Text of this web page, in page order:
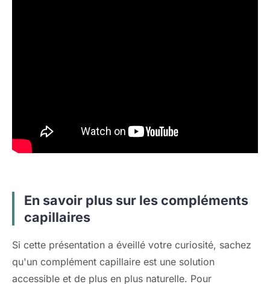
En savoir plus sur les compléments
capillaires
Si cette présentation a éveillé votre curiosité, sachez
qu'un complément capillaire est une solution
accessible et de plus en plus naturelle. Pour